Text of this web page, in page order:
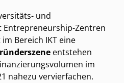
und
Entrepreneurship-Zentren
Bereich IKT eine
entstehen
im
nahezu vervierfachen.